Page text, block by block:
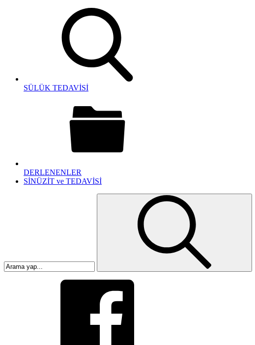
SÜLÜK TEDAVİSİ
DERLENENLER
SİNÜZİT ve TEDAVİSİ